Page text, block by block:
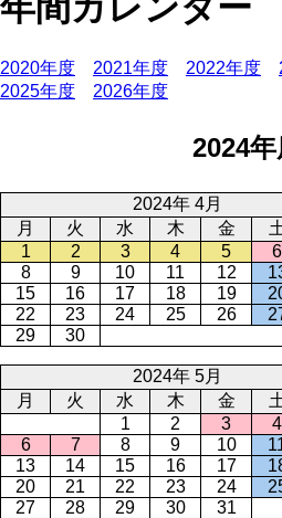
年間カレンダー
2020年度 2021年度 2022年度
2025年度
2026年度
2024
2024年 4月
月
火 水 木 金
1
2 3 4 5 6
8
9 10 11 12
15
16 17 18 19
22
23 24 25 26
29
30
2024年 5月
月
火 水 木 金
1
2 3 4
6
7 8 9 10
13
14 15 16 17
20
21 22 23 24
27
28 29 30 31